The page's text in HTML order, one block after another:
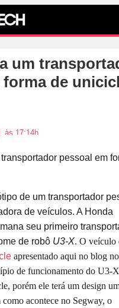
um
forma de
às 17:14h
de um transportador
de veículos. A Honda
seu primeiro
de robô U3-X. O veículo
apresentado aqui no blog
de funcionamento do U3-
porém ele terá um design
acontece no Segway, o